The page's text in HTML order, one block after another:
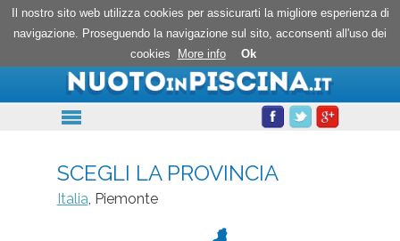
Nuoto in piscina
SCEGLI LA PROVINCIA
Italia, Piemonte
Il nostro sito web utilizza cookies per assicurarti la migliore esperienza di
navigazione. Proseguendo la navigazione sul sito, acconsenti all'uso dei
cookies
More info Ok